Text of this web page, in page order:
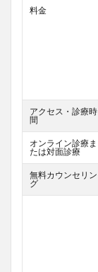
料金
アクセス・診療時
間
オンライン診療ま
たは対面診療
無料カウンセリン
グ